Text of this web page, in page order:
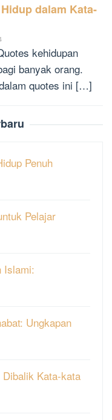
dalam Kata-
kehidupan
banyak orang.
quotes ini […]
Penuh
Pelajar
Islami:
Ungkapan
Kata-kata